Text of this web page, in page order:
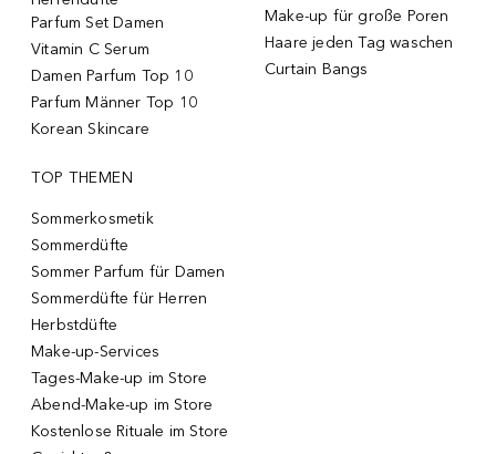
Parfum Set Damen
Vitamin C Serum
Damen Parfum Top 10
Parfum Männer Top 10
Korean Skincare
Make-up für große Poren
Haare jeden Tag waschen
Curtain Bangs
TOP THEMEN
Sommerkosmetik
Sommerdüfte
Sommer Parfum für Damen
Sommerdüfte für Herren
Herbstdüfte
Make-up-Services
Tages-Make-up im Store
Abend-Make-up im Store
Kostenlose Rituale im Store